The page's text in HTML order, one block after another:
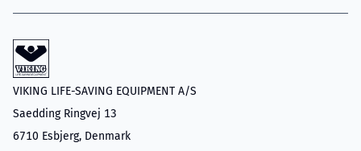
VIKING LIFE-SAVING EQUIPMENT A/S
Saedding Ringvej 13
6710 Esbjerg, Denmark